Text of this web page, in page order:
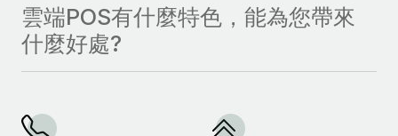
雲端POS有什麼特色，能為您帶來
什麼好處?